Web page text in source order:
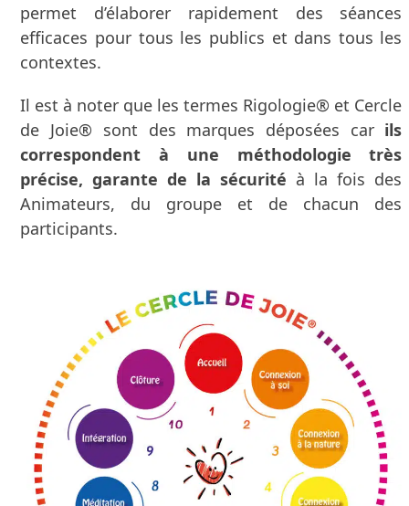
permet d’élaborer rapidement des séances
efficaces pour tous les publics et dans tous les
contextes.
Il est à noter que les termes Rigologie® et Cercle
de Joie® sont des marques déposées car ils
correspondent à une méthodologie très
précise, garante de la sécurité à la fois des
Animateurs, du groupe et de chacun des
participants.